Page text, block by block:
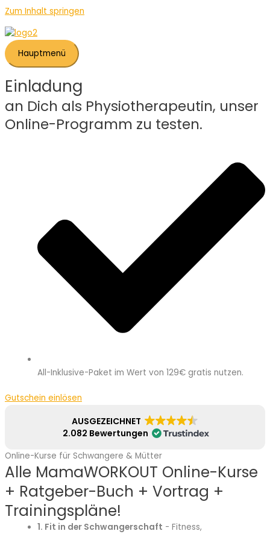
Zum Inhalt springen
Hauptmenü
Einladung
an Dich als Physiotherapeutin, unser
Online-Programm zu testen.
All-Inklusive-Paket im Wert von 129€ gratis nutzen.
Gutschein einlösen
AUSGEZEICHNET
2.082 Bewertungen
Online-Kurse für Schwangere & Mütter
Alle MamaWORKOUT Online-Kurse
+ Ratgeber-Buch + Vortrag +
Trainingspläne!
1. Fit in der Schwangerschaft - Fitness,